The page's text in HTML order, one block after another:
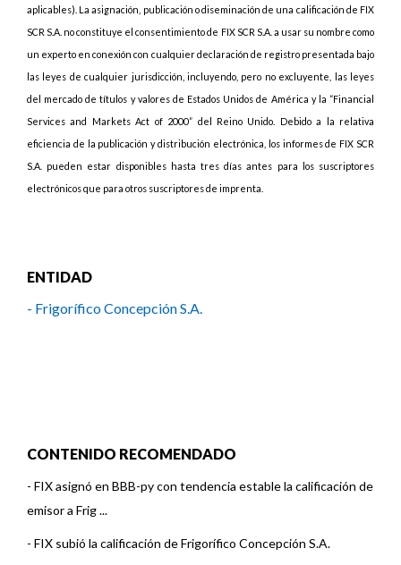
aplicables). La asignación, publicación o diseminación de una calificación de FIX
SCR S.A. no constituye el consentimiento de FIX SCR S.A. a usar su nombre como
un experto en conexión con cualquier declaración de registro presentada bajo
las leyes de cualquier jurisdicción, incluyendo, pero no excluyente, las leyes
del mercado de títulos y valores de Estados Unidos de América y la “Financial
Services and Markets Act of 2000” del Reino Unido. Debido a la relativa
eficiencia de la publicación y distribución electrónica, los informes de FIX SCR
S.A. pueden estar disponibles hasta tres días antes para los suscriptores
electrónicos que para otros suscriptores de imprenta.
ENTIDAD
- Frigorífico Concepción S.A.
CONTENIDO RECOMENDADO
- FIX asignó en BBB-py con tendencia estable la calificación de
emisor a Frig ...
- FIX subió la calificación de Frigorífico Concepción S.A.